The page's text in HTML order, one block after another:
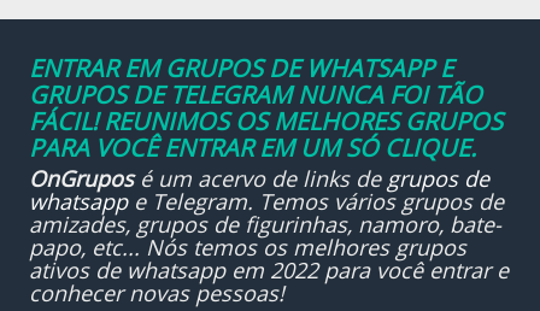
ENTRAR EM GRUPOS DE WHATSAPP E
GRUPOS DE TELEGRAM NUNCA FOI TÃO
FÁCIL! REUNIMOS OS MELHORES GRUPOS
PARA VOCÊ ENTRAR EM UM SÓ CLIQUE.
OnGruposé um acervo de links de grupos de
whatsappe Telegram. Temos vários grupos de
amizades, grupos de figurinhas, namoro, bate-
papo, etc... Nós temos os melhores grupos
ativos de whatsapp em 2022 para você entrar e
conhecer novas pessoas!